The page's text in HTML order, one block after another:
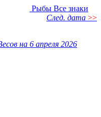
Рыбы Все знаки
След. дата >>
на 6 апреля 2026